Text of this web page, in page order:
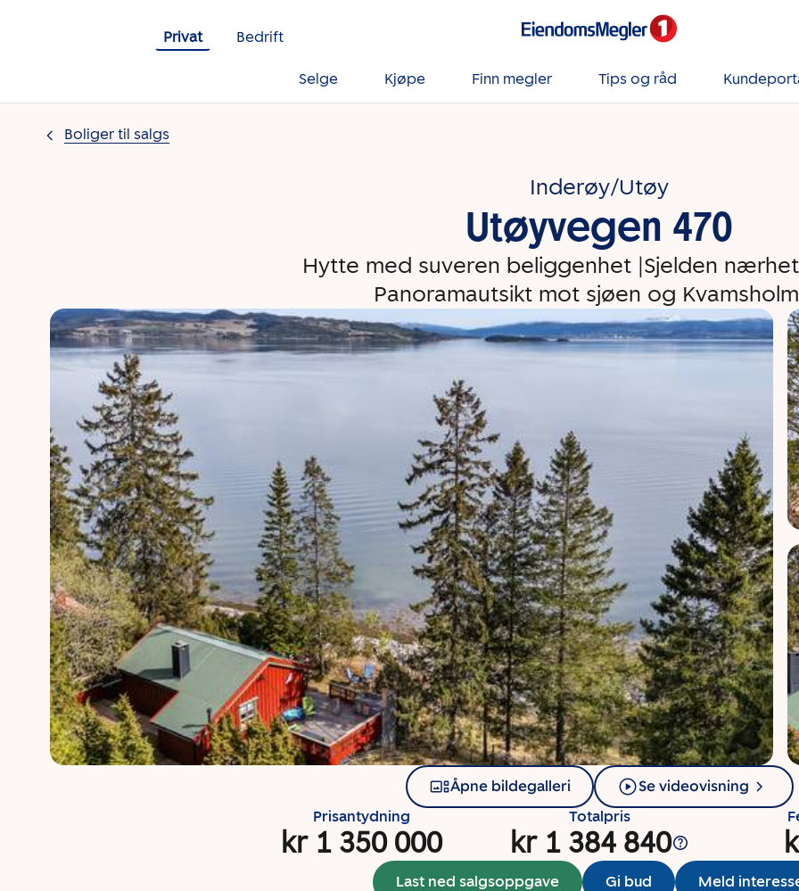
Privat
Bedrift
Selge Kjøpe Finn megler Tips og råd
Boliger til salgs
Inderøy/Utøy
Utøyvegen 470
Hytte med suveren beliggenhet |Sjelden
Panoramautsikt mot sjøen og
Åpne bildegalleri
Se videovisning
Prisantydning
kr 1 350 000
Totalpris
kr 1 384 840
Last ned salgsoppgave Gi bud Meld